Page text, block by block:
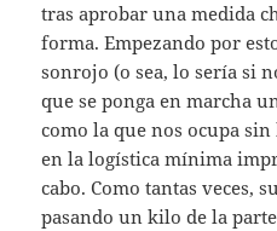
tras aprobar una medida
forma. Empezando por
sonrojo (o sea, lo sería si
que se ponga en marcha
como la que nos ocupa
en la logística mínima
cabo. Como tantas veces,
pasando un kilo de la